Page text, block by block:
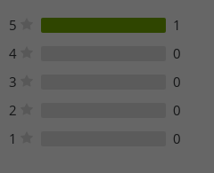
5
1
4
0
3
0
2
0
1
0